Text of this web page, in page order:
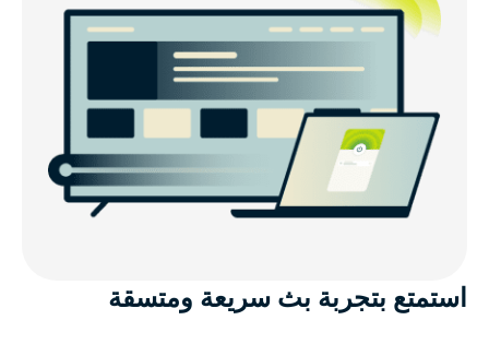
الذكية
ماذا يقول الناس عن خدمة ExpressVPN
الأسئلة الشائعة عن خدمات VPN على أجهزة التلفاز الذكية
استمتع بتجربة بث سريعة ومتسقة